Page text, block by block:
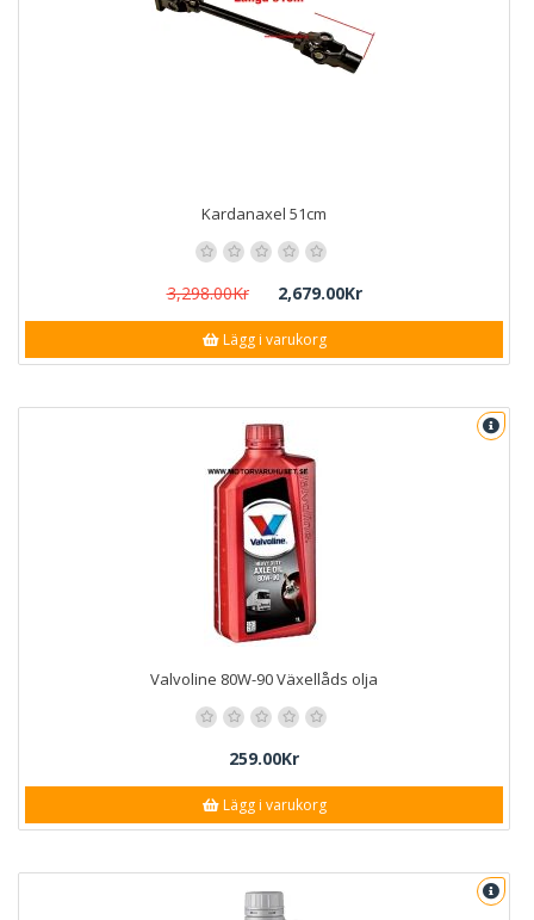
Kardanaxel 51cm
3,298.00Kr 2,679.00Kr
Lägg i varukorg
Valvoline 80W-90 Växellåds olja
259.00Kr
Lägg i varukorg